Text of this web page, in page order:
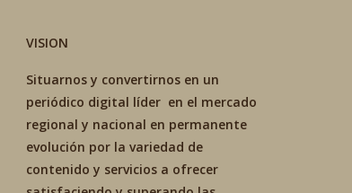
VISION
Situarnos y convertirnos en un
periódico digital líder en el mercado
regional y nacional en permanente
evolución por la variedad de
contenido y servicios a ofrecer